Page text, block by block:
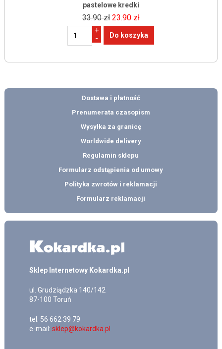
pastelowe kredki
33.90 zł 23.90 zł
+
-
Dostawa i płatność
Prenumerata czasopism
Wysyłka za granicę
Worldwide delivery
Regulamin sklepu
Formularz odstąpienia od umowy
Polityka zwrotów i reklamacji
Formularz reklamacji
Sklep Internetowy Kokardka.pl
ul. Grudziądzka 140/142
87-100 Toruń
tel: 56 662 39 79
e-mail: sklep@kokardka.pl